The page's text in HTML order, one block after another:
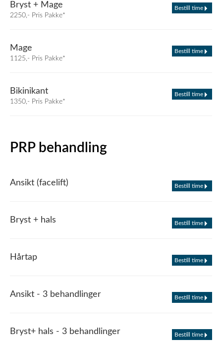
Bryst + Mage
2250,- Pris Pakke*
Bestill time
Mage
1125,- Pris Pakke*
Bestill time
Bikinikant
1350,- Pris Pakke*
Bestill time
PRP behandling
Ansikt (facelift) Bestill time
Bryst + hals Bestill time
Hårtap Bestill time
Ansikt - 3 behandlinger Bestill time
Bryst+ hals - 3 behandlinger Bestill time